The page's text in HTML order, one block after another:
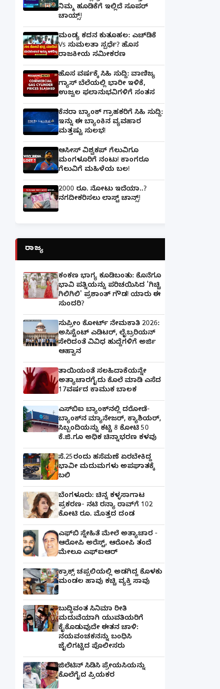
ನಿಮ್ಮ ಹೂಡಿಕೆಗೆ ಇಲ್ಲಿದೆ ಸೂಪರ್
ಚಾಯ್ಸ್‌!
ಮಂಡ್ಯ ಕದನ ಕುತೂಹಲ: ಎಚ್‌ಡಿಕೆ
Vs ಸುಮಲತಾ ಸ್ಪರ್ಧೆ? ಹೊಸ
ರಾಜಕೀಯ ಸಮೀಕರಣ
ಹೊಸ ವರ್ಷಕ್ಕೆ ಸಿಹಿ ಸುದ್ದಿ: ವಾಣಿಜ್ಯ
ಗ್ಯಾಸ್‌ ಬೆಲೆಯಲ್ಲಿ ಭಾರೀ ಇಳಿಕೆ,
ಉಜ್ವಲ ಫಲಾನುಭವಿಗಳಿಗೆ ಸಂತಸ
ಕೆನರಾ ಬ್ಯಾಂಕ್‌ ಗ್ರಾಹಕರಿಗೆ ಸಿಹಿ ಸುದ್ದಿ:
ಇನ್ನು ಈ ಬ್ಯಾಂಕಿನ ವ್ಯವಹಾರ
ಮತ್ತಷ್ಟು ಸುಲಭ!
ಆಸೀಸ್ ವಿಶ್ವಕಪ್ ಗೆಲುವಿಗೂ
ಮಂಗಳೂರಿಗೆ ನಂಟು! ಕಾಂಗರೂ
ಗೆಲುವಿಗೆ ಮಹಿಳೆಯ ಬಲ!
2000 ರೂ. ನೋಟು ಇದೆಯಾ..?
ನಗದೀಕರಿಸಲು ಲಾಸ್ಟ್‌ ಚಾನ್ಸ್‌!
ರಾಜ್ಯ
ಕಂಕಣ ಭಾಗ್ಯ ಕೂಡಿಬಂತು: ಕೊನೆಗೂ
ಭಾವಿ ಪತ್ನಿಯನ್ನು ಪರಿಚಯಿಸಿದ 'ಗಿಚ್ಚಿ
ಗಿಲಿಗಿಲಿ' ಪ್ರಶಾಂತ್ ಗೌಡ! ಯಾರು ಈ
ಸುಂದರಿ?
ಸುಪ್ರೀಂ ಕೋರ್ಟ್ ನೇಮಕಾತಿ 2026:
ಅಸಿಸ್ಟೆಂಟ್ ಎಡಿಟರ್, ಲೈಬ್ರರಿಯನ್
ಸೇರಿದಂತೆ ವಿವಿಧ ಹುದ್ದೆಗಳಿಗೆ ಅರ್ಜಿ
ಆಹ್ವಾನ
ತಾಯಿಯಂತೆ ಸಲಹಿದಾಕೆಯನ್ನೇ
ಅತ್ಯಾಚಾರಗೈದು ಕೊಲೆ ಮಾಡಿ ಎಸೆದ
17ವರ್ಷದ ಕಾಮುಕ ಬಾಲಕ
ಎಸ್‌ಬಿಐ ಬ್ಯಾಂಕ್‌ನಲ್ಲಿ‌ ದರೋಡೆ-
ಬ್ಯಾಂಕ್​ನ ಮ್ಯಾನೇಜರ್‌, ಕ್ಯಾಶಿಯರ್‌,
ಸಿಬ್ಬಂದಿಯನ್ನು ಕಟ್ಟಿ 8 ಕೋಟಿ 50
ಕೆ.ಜಿ.ಗೂ ಅಧಿಕ ಚಿನ್ನಾಭರಣ ಕಳವು
ಸೆ.25ರಂದು ಹಸೆಮಣೆ ಏರಬೇಕಿದ್ದ
ಭಾವೀ ಮದುಮಗಳು ಅಪಘಾತಕ್ಕೆ
ಬಲಿ
ಬೆಂಗಳೂರು: ಚಿನ್ನ ಕಳ್ಳಸಾಗಾಟ
ಪ್ರಕರಣ- ನಟಿ ರನ್ಯಾ ರಾವ್‌ಗೆ 102
ಕೋಟಿ ರೂ. ಮೊತ್ತದ ದಂಡ
ಎಫ್‌ಬಿ ಸ್ನೇಹಿತೆ ಮೇಲೆ ಅತ್ಯಾಚಾರ -
ಆರೋಪಿ ಅರೆಸ್ಟ್, ಆರೋಪಿ ತಂದೆ
ಮೇಲೂ ಎಫ್ಐಆರ್
ಕ್ರಾಕ್ಸ್ ಚಪ್ಪಲಿಯಲ್ಲಿ ಅಡಗಿದ್ದ ಕೊಳಕು
ಮಂಡಲ ಹಾವು ಕಚ್ಚಿ ವ್ಯಕ್ತಿ ಸಾವು
ಬುದ್ಧಿವಂತ ಸಿನಿಮಾ ರೀತಿ
ಮದುವೆಯಾಗಿ ಯುವತಿಯರಿಗೆ
ಕೈಕೊಡುವುದೇ ಈತನ ಚಾಳಿ:
ನಯವಂಚಕನನ್ನು ಬಂಧಿಸಿ
ಜೈಲಿಗಟ್ಟಿದ ಪೊಲೀಸರು
ಜಿಲೆಟಿನ್ ಸಿಡಿಸಿ ಪ್ರೇಯಸಿಯನ್ನು
ಕೊಲೆಗೈದ ಪ್ರಿಯಕರ